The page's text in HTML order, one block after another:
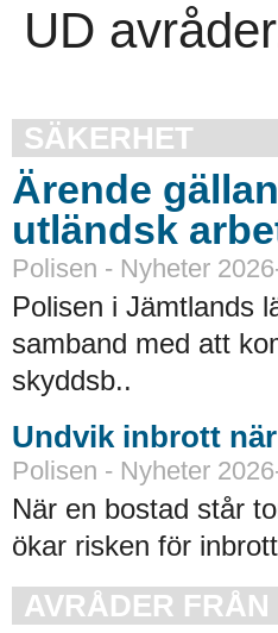
UD
SÄKERHET
Ärende
utländsk
Polisen - Nyheter
Polisen i Jämtlands
samband med att
skyddsb..
Undvik inbrott
Polisen - Nyheter
När en bostad står
ökar risken för
AVRÅDER FRÅN